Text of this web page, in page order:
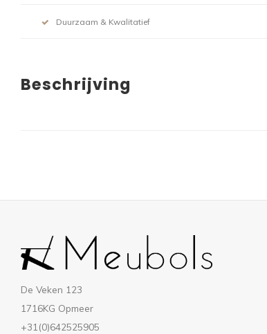
Duurzaam & Kwalitatief
Beschrijving
De Veken 123
1716KG Opmeer
+31(0)642525905